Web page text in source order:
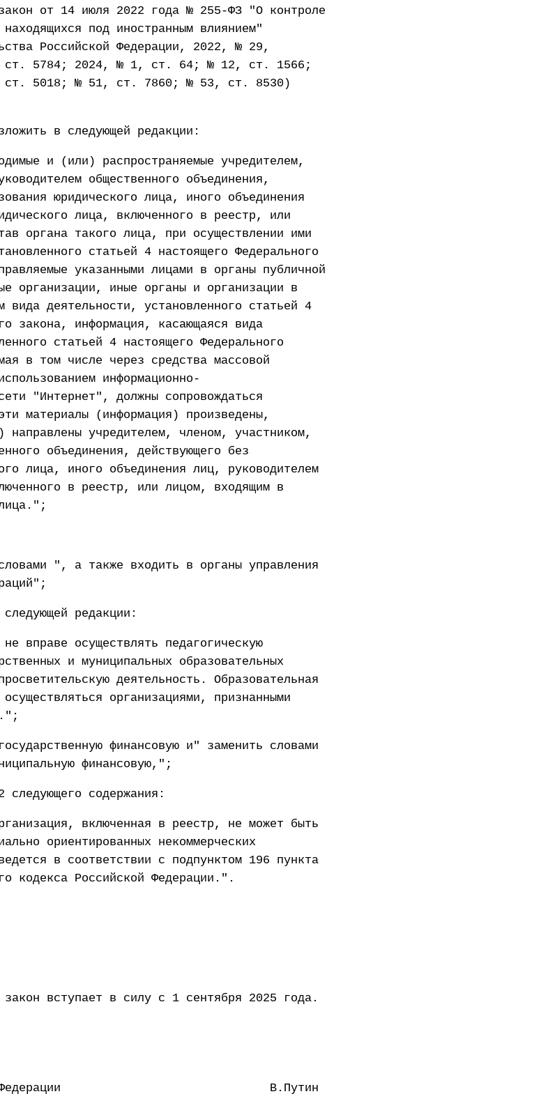
от 14 июля 2022 года № 255-ФЗ "О контроле
под иностранным влиянием"
Российской Федерации, 2022, № 29,
ст. 5784; 2024, № 1, ст. 64; № 12, ст. 1566;
5018; № 51, ст. 7860; № 53, ст. 8530)
в следующей редакции:
и (или) распространяемые учредителем,
общественного объединения,
юридического лица, иного объединения
лица, включенного в реестр, или
органа такого лица, при осуществлении ими
статьей 4 настоящего Федерального
указанными лицами в органы публичной
организации, иные органы и организации в
вида деятельности, установленного статьей 4
закона, информация, касающаяся вида
статьей 4 настоящего Федерального
в том числе через средства массовой
информационно-
"Интернет", должны сопровождаться
материалы (информация) произведены,
направлены учредителем, членом, участником,
объединения, действующего без
лица, иного объединения лиц, руководителем
в реестр, или лицом, входящим в
", а также входить в органы управления
редакции:
вправе осуществлять педагогическую
и муниципальных образовательных
деятельность. Образовательная
организациями, признанными
финансовую и" заменить словами
финансовую,";
следующего содержания:
включенная в реестр, не может быть
ориентированных некоммерческих
в соответствии с подпунктом 196 пункта
кодекса Российской Федерации.".
закон вступает в силу с 1 сентября 2025 года.
Федерации В.Путин